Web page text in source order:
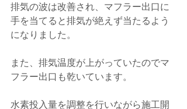
排気の波は改善され、マフラー出口に
手を当てると排気が絶えず当たるよう
になりました。
また、排気温度が上がっていたのでマ
フラー出口も乾いています。
水素投入量を調整を行いながら施工開